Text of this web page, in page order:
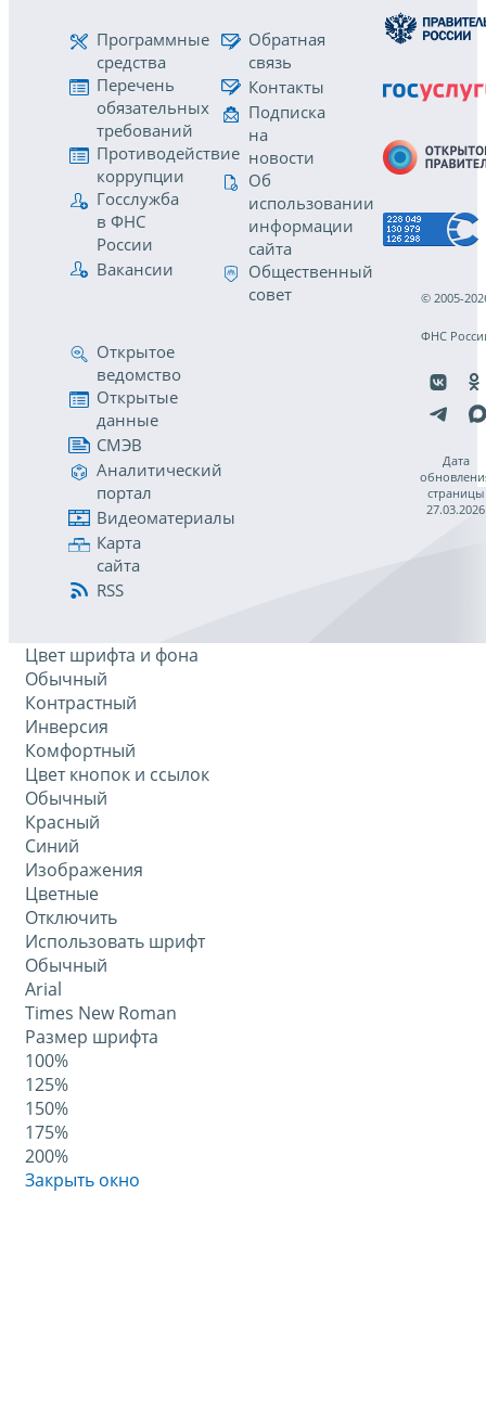
Программные
средства
Перечень
обязательных
требований
Противодействие
коррупции
Госслужба
в ФНС
России
Вакансии
Обратная
связь
Контакты
Подписка
на
новости
Об
использовании
информации
сайта
Общественный
совет
Открытое
ведомство
Открытые
данные
СМЭВ
Аналитический
портал
Видеоматериалы
Карта
сайта
RSS
© 2005-
ФНС
Дата
страницы
27.03.2026
Цвет шрифта и фона
Обычный
Контрастный
Инверсия
Комфортный
Цвет кнопок и ссылок
Обычный
Красный
Синий
Изображения
Цветные
Отключить
Использовать шрифт
Обычный
Arial
Times New Roman
Размер шрифта
100%
125%
150%
175%
200%
Закрыть окно